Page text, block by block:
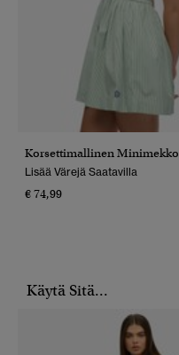
Korsettimallinen Minimekko
Lisää Värejä Saatavilla
€ 74,99
Käytä Sitä...